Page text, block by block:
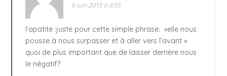
6 juin 2013 à 8:55
l’apatite :juste pour cette simple phrase: »elle nous
pousse à nous surpasser et à aller vers l’avant »
quoi de plus important que de laisser derrière nous
le négatif?